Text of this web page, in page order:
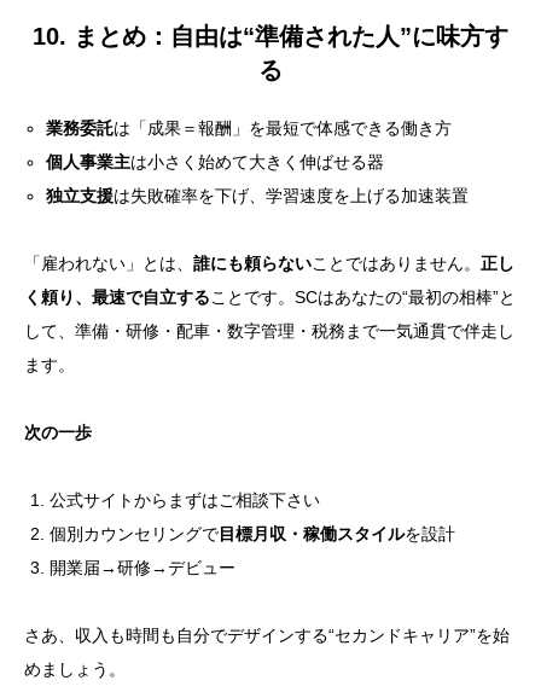
10. まとめ：自由は“準備された人”に味方す
る
業務委託は「成果＝報酬」を最短で体感できる働き方
個人事業主は小さく始めて大きく伸ばせる器
独立支援は失敗確率を下げ、学習速度を上げる加速装置
「雇われない」とは、 誰にも頼らないことではありません。 正し
く頼り、最速で自立することです。SCはあなたの“最初の相棒”と
して、準備・研修・配車・数字管理・税務まで一気通貫で伴走し
ます。
次の一歩
公式サイトからまずはご相談下さい
個別カウンセリングで目標月収・稼働スタイルを設計
開業届→研修→デビュー
さあ、収入も時間も自分でデザインする“セカンドキャリア”を始
めましょう。